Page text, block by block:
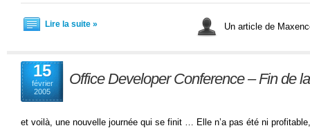
Lire la suite » Un article de
15
février
2005
Office Developer Conference – Fin de
et voilà, une nouvelle journée qui se finit … Elle n’a pas été ni